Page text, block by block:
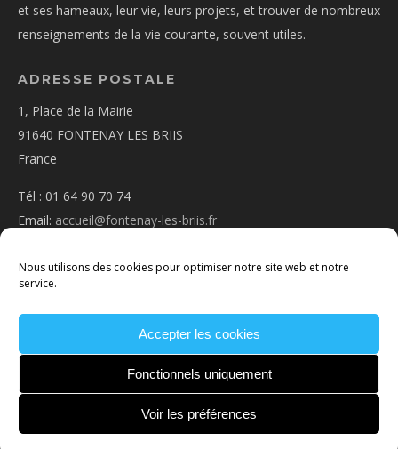
Nous utilisons des cookies pour optimiser notre site web et notre
service.
Accepter les cookies
Fonctionnels uniquement
Voir les préférences
et ses hameaux, leur vie, leurs projets, et trouver de nombreux
renseignements de la vie courante, souvent utiles.
ADRESSE POSTALE
1, Place de la Mairie
91640 FONTENAY LES BRIIS
France
Tél : 01 64 90 70 74
Email: accueil@fontenay-les-briis.fr
NOUS CONTACTER
LÉGALES
POLITIQUE DE COOKIES
CONDITIONS
GÉNÉRALES